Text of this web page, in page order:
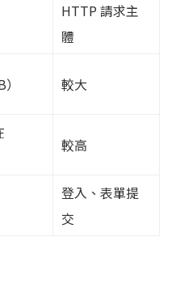
HTTP 請求主
體
較大
較高
登入、表單提
交